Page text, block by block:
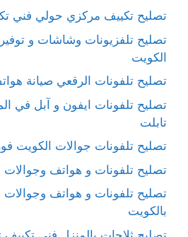
تصليح تكييف مركزي حولي فني
تصليح تلفزيونات وشاشات و
الكويت
تصليح تلفونات الرقعي صيانة
تصليح تلفونات ايفون و آبل في
تابلت
تصليح تلفونات جوالات الكويت
تصليح تلفونات و هواتف وجوالات
تصليح تلفونات و هواتف وجوالات
بالكويت